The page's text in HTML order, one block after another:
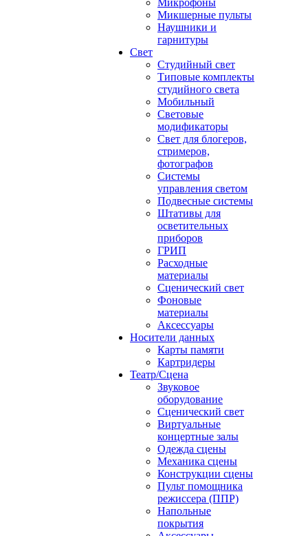
Микрофоны
Микшерные пульты
Наушники и
гарнитуры
Свет
Студийный свет
Типовые комплекты
студийного света
Мобильный
Световые
модификаторы
Свет для блогеров,
стримеров,
фотографов
Системы
управления светом
Подвесные системы
Штативы для
осветительных
приборов
ГРИП
Расходные
материалы
Сценический свет
Фоновые
материалы
Аксессуары
Носители данных
Карты памяти
Картридеры
Театр/Сцена
Звуковое
оборудование
Сценический свет
Виртуальные
концертные залы
Одежда сцены
Механика сцены
Конструкции сцены
Пульт помощника
режиссера (ППР)
Напольные
покрытия